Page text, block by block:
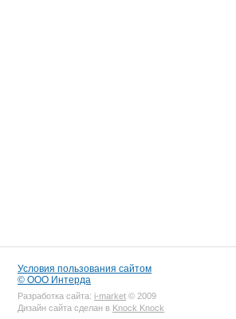
Условия пользования сайтом
© ООО Интерда
Разработка сайта: i-market © 2009
Дизайн сайта сделан в Knock Knock